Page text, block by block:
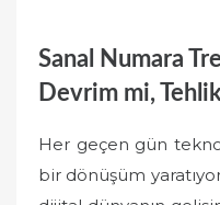
Sanal Numara
Devrim mi,
Her geçen gün
bir dönüşüm